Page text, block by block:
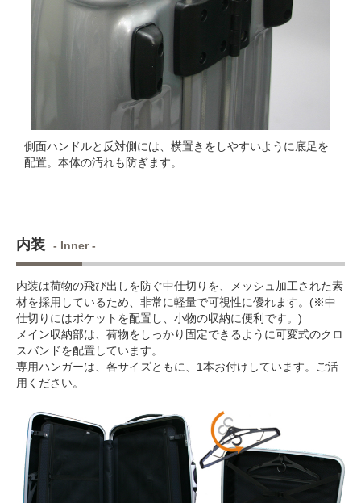
側面ハンドルと反対側には、横置きをしやすいように底足を
配置。本体の汚れも防ぎます。
内装 - Inner -
内装は荷物の飛び出しを防ぐ中仕切りを、メッシュ加工された素
材を採用しているため、非常に軽量で可視性に優れます。(※中
仕切りにはポケットを配置し、小物の収納に便利です。)
メイン収納部は、荷物をしっかり固定できるように可変式のクロ
スバンドを配置しています。
専用ハンガーは、各サイズともに、1本お付けしています。ご活
用ください。